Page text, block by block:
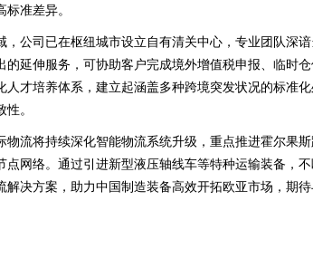
准差异。
，公司已在枢纽城市设立自有清关中心，专业团队深
的延伸服务，可协助客户完成境外增值税申报、临时
人才培养体系，建立起涵盖多种跨境突发状况的标准
。
物流将持续深化智能物流系统升级，重点推进霍尔果
点网络。通过引进新型液压轴线车等特种运输装备，
解决方案，助力中国制造装备高效开拓欧亚市场，期